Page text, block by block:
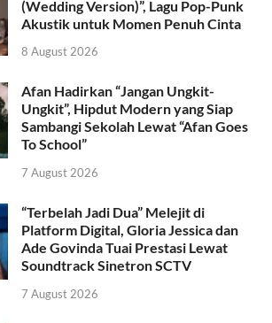
(Wedding Version)”, Lagu Pop-Punk
Akustik untuk Momen Penuh Cinta
8 August 2026
Afan Hadirkan “Jangan Ungkit-
Ungkit”, Hipdut Modern yang Siap
Sambangi Sekolah Lewat “Afan Goes
To School”
7 August 2026
“Terbelah Jadi Dua” Melejit di
Platform Digital, Gloria Jessica dan
Ade Govinda Tuai Prestasi Lewat
Soundtrack Sinetron SCTV
7 August 2026